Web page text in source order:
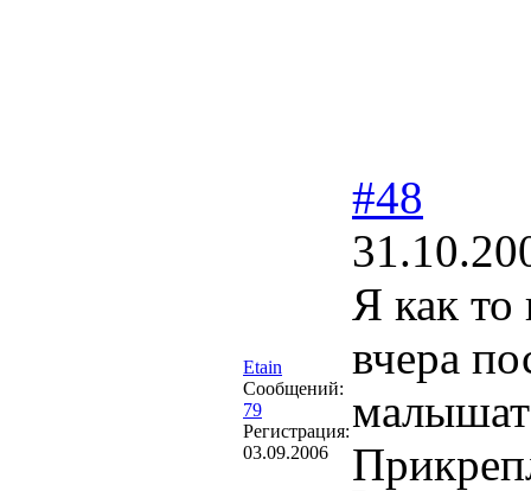
Etain
Сообщений:
79
Регистрация:
03.09.2006
#48
Я как то
вчера